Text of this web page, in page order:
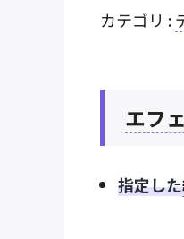
カテゴリ :
エフ
指定した